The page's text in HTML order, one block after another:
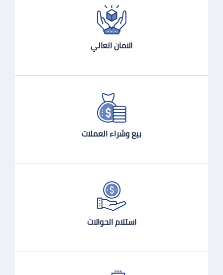
الامان العالي
بيع وشراء العملات
استلام الحوالات